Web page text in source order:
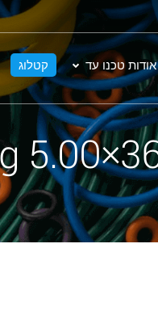
אודות טכנו עד קטלוג